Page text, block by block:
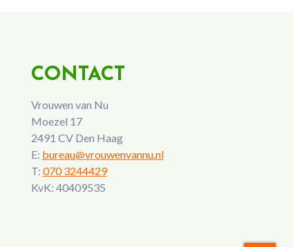
CONTACT
Vrouwen van Nu
Moezel 17
2491 CV Den Haag
E: bureau@vrouwenvannu.nl
T: 070 3244429
KvK: 40409535